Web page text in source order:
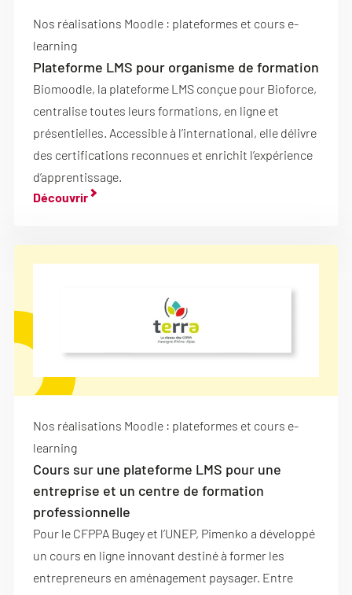
Nos réalisations Moodle : plateformes et cours e-
learning
Plateforme LMS pour organisme de formation
Biomoodle, la plateforme LMS conçue pour Bioforce,
centralise toutes leurs formations, en ligne et
présentielles. Accessible à l’international, elle délivre
des certifications reconnues et enrichit l’expérience
d’apprentissage.
Découvrir
Nos réalisations Moodle : plateformes et cours e-
learning
Cours sur une plateforme LMS pour une
entreprise et un centre de formation
professionnelle
Pour le CFPPA Bugey et l’UNEP, Pimenko a développé
un cours en ligne innovant destiné à former les
entrepreneurs en aménagement paysager. Entre